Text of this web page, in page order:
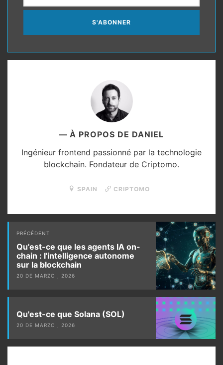
À PROPOS DE DANIEL
Ingénieur frontend passionné par la technologie
blockchain. Fondateur de Criptomo.
SPAIN CRIPTOMO
Post
navigation
PRÉCÉDENT
Qu'est-ce que les agents IA on-
chain : l'intelligence autonome
sur la blockchain
20 DE MARZO , 2026
Qu'est-ce que Solana (SOL)
20 DE MARZO , 2026